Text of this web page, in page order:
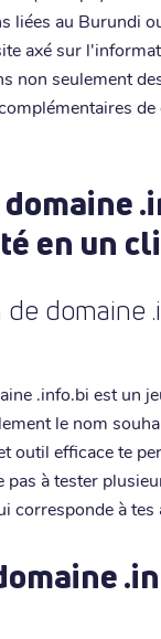
liées au Burundi
axé sur
non seulement
en un
domaine
.info.bi est un
le nom
outil efficace te
à tester
corresponde à tes